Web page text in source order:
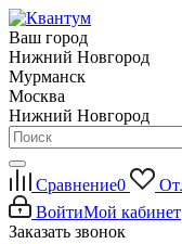
Ваш город
Нижний Новгород
Мурманск
Москва
Нижний Новгород
Сравнение0
ВойтиМой кабинет
Заказать звонок